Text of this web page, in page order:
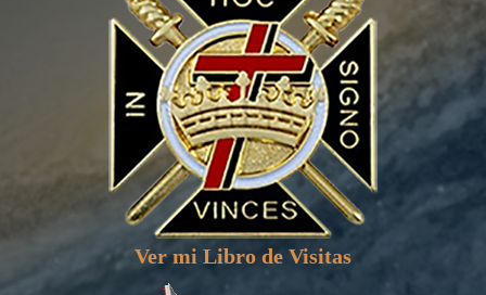
Ver mi Libro de Visitas